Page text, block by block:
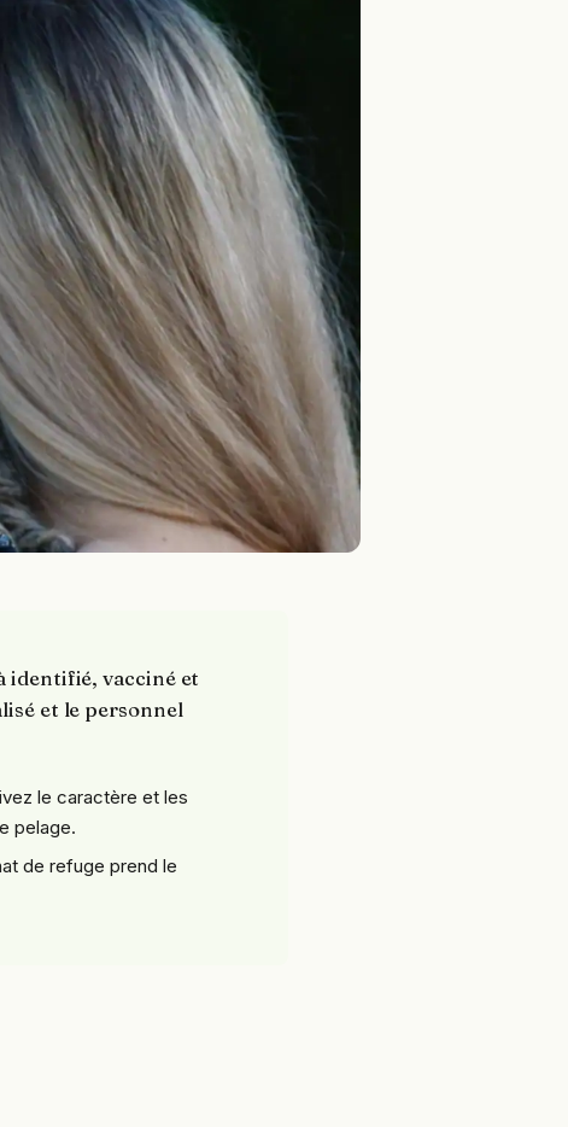
identifié, vacciné et
et le personnel
le caractère et les
pelage.
de refuge prend le